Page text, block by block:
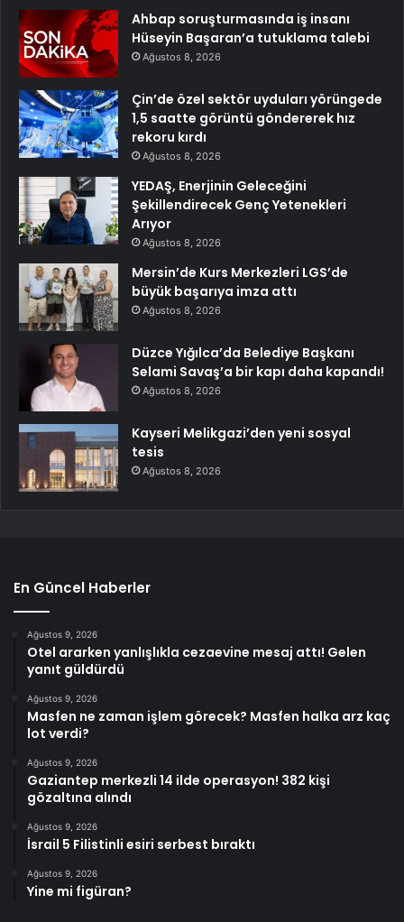
Ahbap soruşturmasında iş insanı
Hüseyin Başaran’a tutuklama talebi
Ağustos 8, 2026
Çin’de özel sektör uyduları yörüngede
1,5 saatte görüntü göndererek hız
rekoru kırdı
Ağustos 8, 2026
YEDAŞ, Enerjinin Geleceğini
Şekillendirecek Genç Yetenekleri
Arıyor
Ağustos 8, 2026
Mersin’de Kurs Merkezleri LGS’de
büyük başarıya imza attı
Ağustos 8, 2026
Düzce Yığılca’da Belediye Başkanı
Selami Savaş’a bir kapı daha kapandı!
Ağustos 8, 2026
Kayseri Melikgazi’den yeni sosyal
tesis
Ağustos 8, 2026
En Güncel Haberler
Ağustos 9, 2026
Otel ararken yanlışlıkla cezaevine mesaj attı! Gelen
yanıt güldürdü
Ağustos 9, 2026
Masfen ne zaman işlem görecek? Masfen halka arz kaç
lot verdi?
Ağustos 9, 2026
Gaziantep merkezli 14 ilde operasyon! 382 kişi
gözaltına alındı
Ağustos 9, 2026
İsrail 5 Filistinli esiri serbest bıraktı
Ağustos 9, 2026
Yine mi figüran?